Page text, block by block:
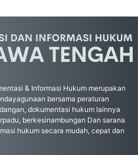
& Informasi Hukum merupakan
bersama peraturan
dokumentasi hukum lainnya
berkesinambungan Dan sarana
hukum secara mudah, cepat dan